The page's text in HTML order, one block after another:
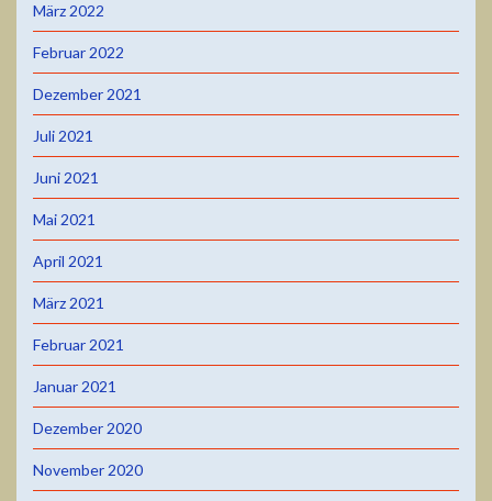
März 2022
Februar 2022
Dezember 2021
Juli 2021
Juni 2021
Mai 2021
April 2021
März 2021
Februar 2021
Januar 2021
Dezember 2020
November 2020